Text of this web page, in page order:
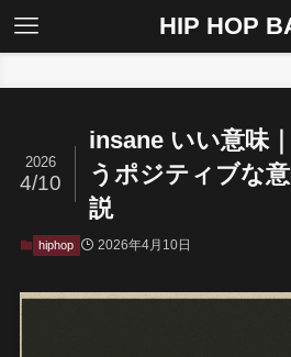
HIP HOP
insane いい意味
うポジティブな
説
2026
4/10
hiphop 2026年4月10日